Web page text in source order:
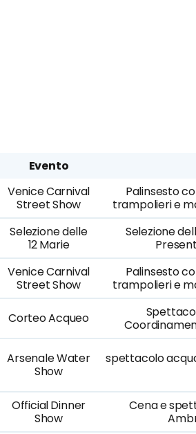
Evento
Venice Carnival
Street Show
Palinsesto
trampolieri e
Selezione delle
12 Marie
Selezione
Venice Carnival
Street Show
Palinsesto
trampolieri e
Corteo Acqueo
Arsenale Water
Show
spettacolo
Official Dinner
Show
Cena e